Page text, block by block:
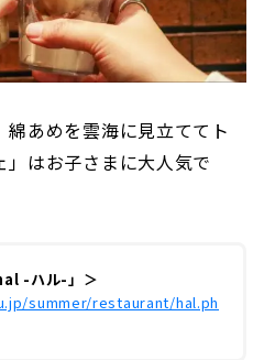
あめを雲海に見立ててト
」はお子さまに大人気で
-ハル-」＞
summer/restaurant/hal.ph